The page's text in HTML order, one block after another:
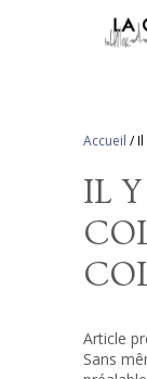
Accueil /
IL
Article
Sans